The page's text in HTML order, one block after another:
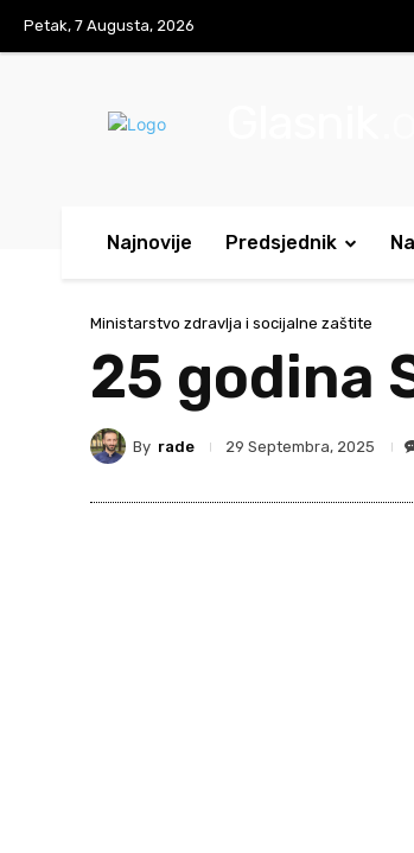
Petak, 7 Augusta, 2026
Najnovije Predsjednik
Ministarstvo zdravlja i socijalne zaštite
25 godina
By rade 29 Septembra, 2025